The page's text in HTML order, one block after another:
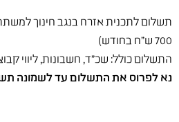
תשלום לתכנית אזרח בנגב חינוך למשתתף/ת עבור 8
700 ש"ח בחודש)
התשלום כולל: שכ"ד, חשבונות, ליווי
נא לפרוס את התשלום עד לשמונה